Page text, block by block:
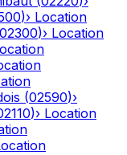
)› Location
02300)› Location
(02590)›
)› Location